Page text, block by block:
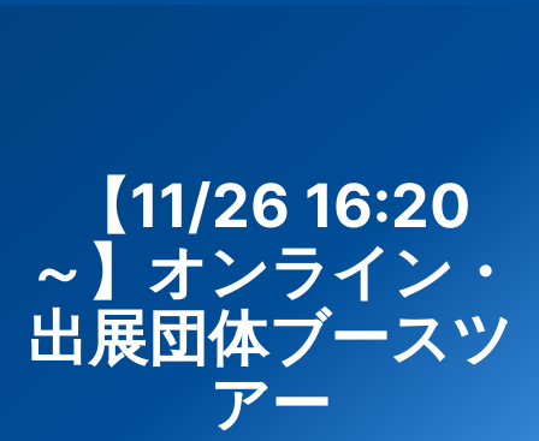
メ
【11/26 16:20
～】オンライン・
出展団体ブースツ
アー